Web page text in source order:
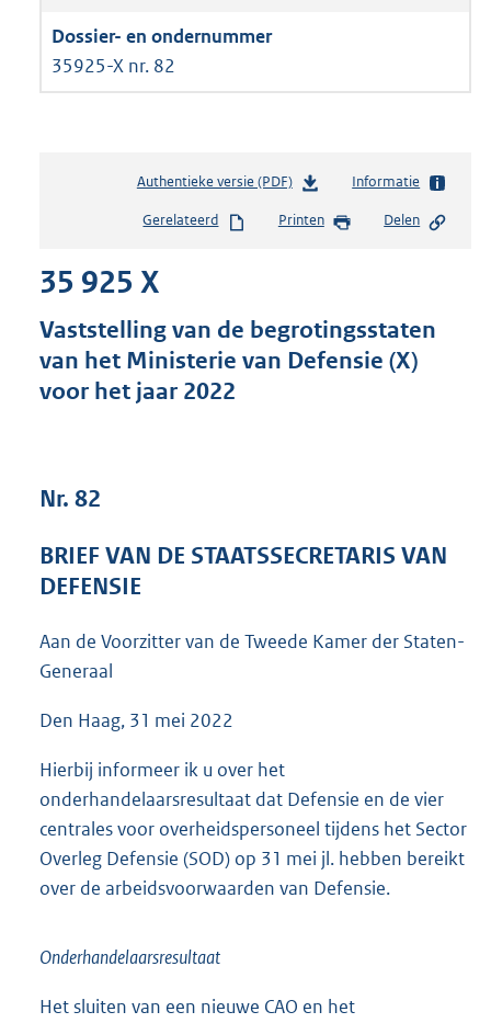
35925-X nr. 82
Authentieke versie (PDF)b
s
s
g
4
Informatie
Gerelateerd Printen Delen
35 925 X
Vaststelling van de begrotingsstaten
van het Ministerie van Defensie (X)
voor het jaar 2022
Nr. 82
BRIEF VAN DE STAATSSECRETARIS VAN
DEFENSIE
Aan de Voorzitter van de Tweede Kamer der Staten-
Generaal
Den Haag, 31 mei 2022
Hierbij informeer ik u over het
onderhandelaarsresultaat dat Defensie en de vier
centrales voor overheidspersoneel tijdens het Sector
Overleg Defensie (SOD) op 31 mei jl. hebben bereikt
over de arbeidsvoorwaarden van Defensie.
Onderhandelaarsresultaat
Het sluiten van een nieuwe CAO en het